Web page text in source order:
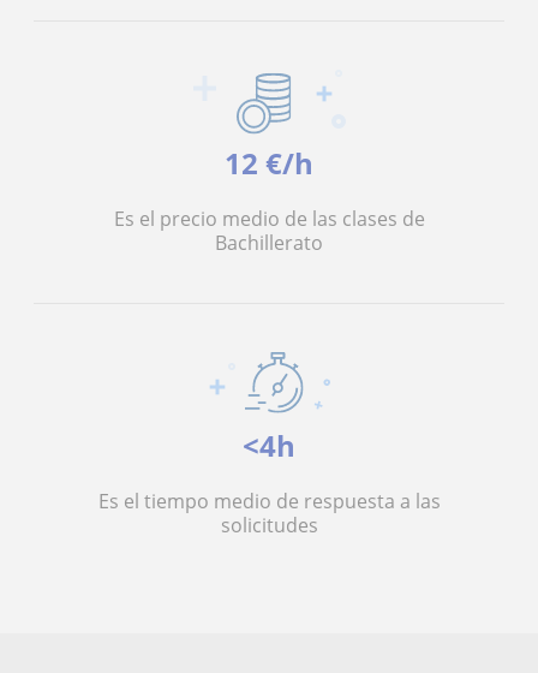
12 €/h
Es el precio medio de las clases de
Bachillerato
<4h
Es el tiempo medio de respuesta a las
solicitudes